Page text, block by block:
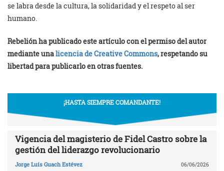
se labra desde la cultura, la solidaridad y el respeto al ser
humano.
Rebelión ha publicado este artículo con el permiso del autor
mediante unalicencia de Creative Commons, respetando su
libertad para publicarlo en otras fuentes.
¡HASTA SIEMPRE COMANDANTE!
Vigencia del magisterio de Fidel Castro sobre la
gestión del liderazgo revolucionario
Jorge Luís Guach Estévez 06/06/2026